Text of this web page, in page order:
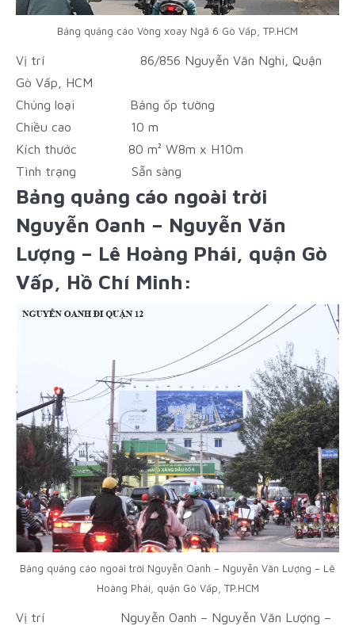
Bảng quảng cáo Vòng xoay Ngã 6 Gò Vấp, TP.HCM
Vị trí 86/856 Nguyễn Văn Nghi, Quận
Gò Vấp, HCM
Chủng loại Bảng ốp tường
Chiều cao
10 m
Kích thước 80 m² W8m x H10m
Tình trạng Sẵn sàng
Bảng quảng cáo ngoài trời
Nguyễn Oanh – Nguyễn Văn
Lượng – Lê Hoàng Phái, quận Gò
Vấp, Hồ Chí Minh:
Bảng quảng cáo ngoài trời Nguyễn Oanh – Nguyễn Văn Lượng – Lê
Hoàng Phái, quận Gò Vấp, TP.HCM
Vị trí Nguyễn Oanh – Nguyễn Văn Lượng –